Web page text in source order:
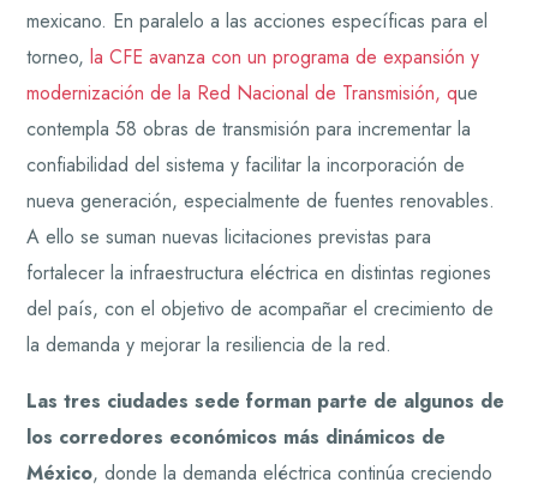
mexicano. En paralelo a las acciones específicas para el
torneo,la CFE avanza con un programa de expansión y
modernización de la Red Nacional de Transmisión, que
contempla 58 obras de transmisión para incrementar la
confiabilidad del sistema y facilitar la incorporación de
nueva generación, especialmente de fuentes renovables.
A ello se suman nuevas licitaciones previstas para
fortalecer la infraestructura eléctrica en distintas regiones
del país, con el objetivo de acompañar el crecimiento de
la demanda y mejorar la resiliencia de la red.
Las tres ciudades sede forman parte de algunos de
los corredores económicos más dinámicos de
México, donde la demanda eléctrica continúa creciendo